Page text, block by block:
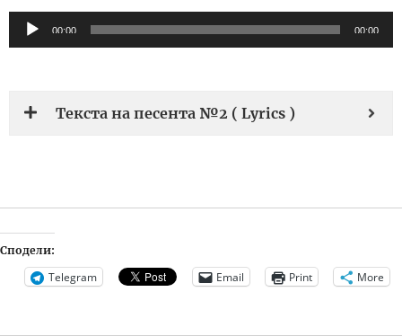
Audio
Player
00:00 00:00
Текста на песента №2 ( Lyrics )
Сподели:
Telegram Email Print More